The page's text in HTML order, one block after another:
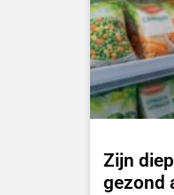
Zijn
gezond